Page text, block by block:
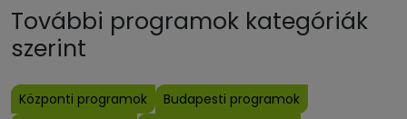
További programok kategóriák
szerint
Központi programok
Budapesti programok